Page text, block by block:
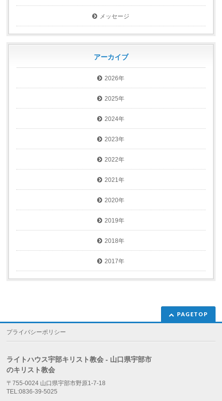
メッセージ
アーカイブ
2026年
2025年
2024年
2023年
2022年
2021年
2020年
2019年
2018年
2017年
PAGETOP
プライバシーポリシー
ライトハウス宇部キリスト教会 - 山口県宇部市
のキリスト教会
〒755-0024 山口県宇部市野原1-7-18
TEL:0836-39-5025